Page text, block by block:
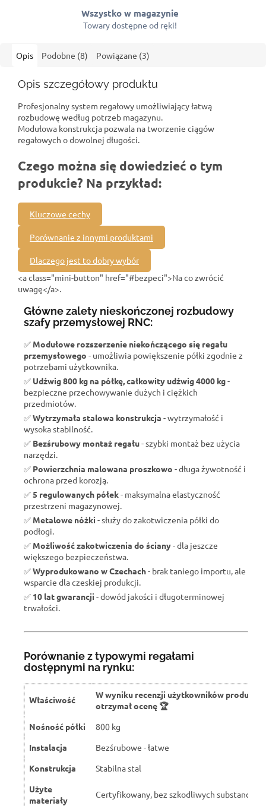
Wszystko w magazynie
Towary dostępne od ręki!
Opis Podobne (8) Powiązane (3)
Opis szczegółowy produktu
Profesjonalny system regałowy umożliwiający łatwą
rozbudowę według potrzeb magazynu.
Modułowa konstrukcja pozwala na tworzenie ciągów
regałowych o dowolnej długości.
Czego można się dowiedzieć o tym
produkcie? Na przykład:
Kluczowe cechy
Porównanie z innymi produktami
Dlaczego jest to dobry wybór
<a class="mini-button" href="#bezpeci">Na co zwrócić
uwagę</a>.
Główne zalety nieskończonej rozbudowy
szafy przemysłowej RNC:
✅ Modułowe rozszerzenie niekończącego się regału
przemysłowego - umożliwia powiększenie półki zgodnie z
potrzebami użytkownika.
✅ Udźwig 800 kg na półkę, całkowity udźwig 4000 kg-
bezpieczne przechowywanie dużych i ciężkich
przedmiotów.
✅Wytrzymała stalowa konstrukcja - wytrzymałość i
wysoka stabilność.
✅ Bezśrubowy montaż regału- szybki montaż bez użycia
narzędzi.
✅ Powierzchnia malowana proszkowo - długa żywotność i
ochrona przed korozją.
✅ 5 regulowanych półek- maksymalna elastyczność
przestrzeni magazynowej.
✅ Metalowe nóżki - służy do zakotwiczenia półki do
podłogi.
✅ Możliwość zakotwiczenia do ściany- dla jeszcze
większego bezpieczeństwa.
✅Wyprodukowano w Czechach- brak taniego importu, ale
wsparcie dla czeskiej produkcji.
✅ 10 lat gwarancji - dowód jakości i długoterminowej
trwałości.
Porównanie z typowymi regałami
dostępnymi na rynku:
Właściwość
W wyniku recenzji użytkowników produkt
otrzymał ocenę 🏆
Nośność półki
800 kg
Instalacja
Bezśrubowe - łatwe
Konstrukcja
Stabilna stal
Użyte
materiały
Certyfikowany, bez szkodliwych substancji